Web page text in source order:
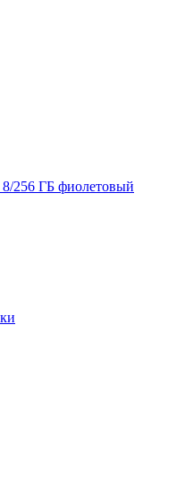
256 ГБ фиолетовый